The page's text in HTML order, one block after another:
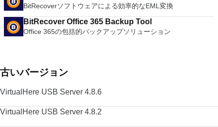
BitRecoverソフトウェアによる効率的なEML変換
BitRecover Office 365 Backup Tool
Office 365の包括的バックアップソリューション
古いバージョン
VirtualHere USB Server 4.8.6
VirtualHere USB Server 4.8.2